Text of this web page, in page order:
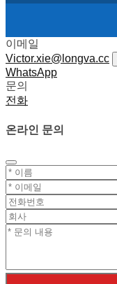
이메일
Victor.xie@longva.cc
WhatsApp
문의
전화
온라인 문의